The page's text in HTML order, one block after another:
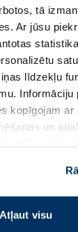
tā
Ar jūsu
līdzekļu
Informāciju
kopīgojam ar
un
šo papildu
savu
Atļaut visu